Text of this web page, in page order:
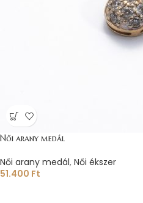
Női arany medál
Női arany medál, Női ékszer
51.400 Ft